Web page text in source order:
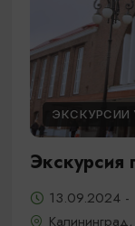
ЭКСКУРСИИ
13.09.2024 -